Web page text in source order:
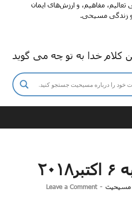
مفاهیم، و ارزش‌های ایمان
زندگی مسیحی.
کلام خدا به تو چه می گوید
مسیحیت -
Leave a Comment